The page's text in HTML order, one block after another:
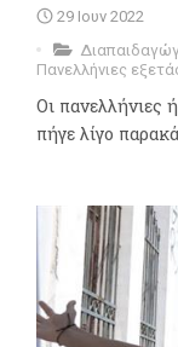
29 Ιουν 2022
Πανελλήνιες
Οι πανελλήνιες
πήγε λίγο